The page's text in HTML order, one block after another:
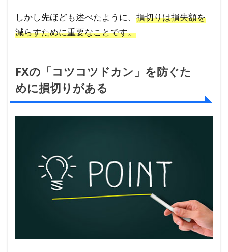
注
文）
損切り
の方法
②OCO
注文
ラ
しかし先ほども述べたように、 損切りは損失額を
減らすために重要なことです。
FXの「コツコツドカン」を防ぐた
めに損切りがある